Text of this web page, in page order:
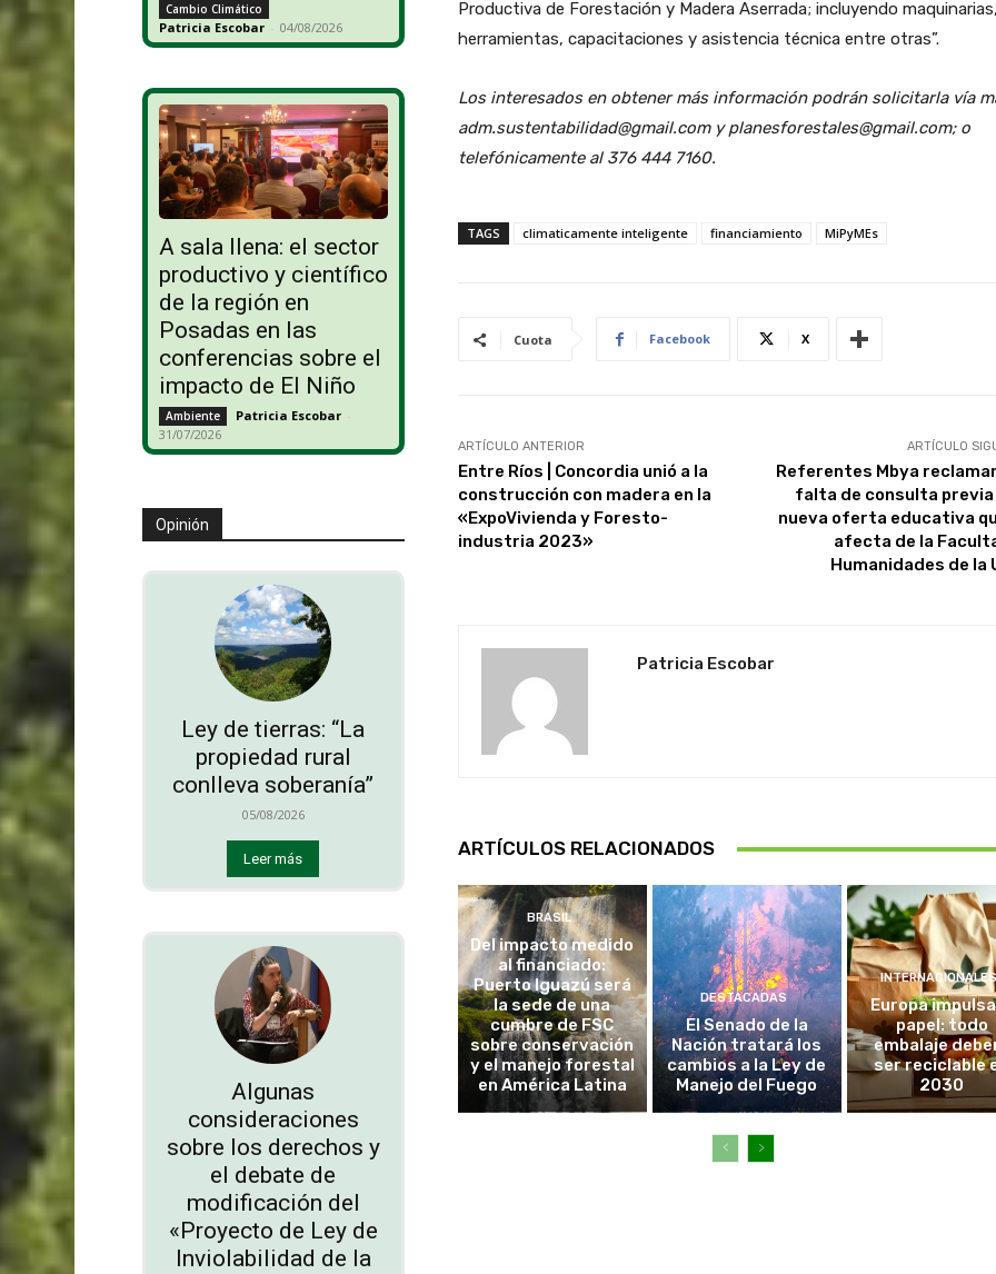
Cambio Climático
Patricia Escobar - 04/08/2026
A sala llena: el sector
productivo y científico
de la región en
Posadas en las
conferencias sobre el
impacto de El Niño
Ambiente Patricia Escobar -
31/07/2026
Opinión
Ley de tierras: “La
propiedad rural
conlleva soberanía”
05/08/2026
Leer más
Algunas
consideraciones
sobre los derechos y
el debate de
modificación del
«Proyecto de Ley de
Inviolabilidad de la
Productiva de Forestación y Madera Aserrada; incluyendo
herramientas, capacitaciones y asistencia técnica entre otras”.
Los interesados en obtener más información podrán solicitarla vía
adm.sustentabilidad@gmail.com y planesforestales@gmail.com; o
telefónicamente al 376 444 7160.
TAGS climaticamente inteligente financiamiento MiPyMEs
Cuota Facebook X
ARTÍCULO ANTERIOR
Entre Ríos | Concordia unió a la
construcción con madera en la
«ExpoVivienda y Foresto-
industria 2023»
ARTÍCULO
Referentes Mbya
falta de consulta
nueva oferta educativa
afecta de la
Humanidades de la
Patricia Escobar
ARTÍCULOS RELACIONADOS
BRASIL
Del impacto medido
al financiado:
Puerto Iguazú será
la sede de una
cumbre de FSC
sobre conservación
y el manejo forestal
en América Latina
DESTACADAS
El Senado de la
Nación tratará los
cambios a la Ley de
Manejo del Fuego
Europa
papel: todo
embalaje
ser reciclable
2030